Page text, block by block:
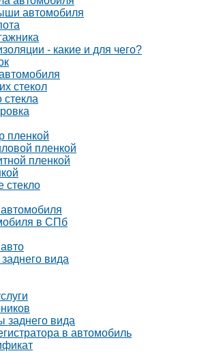
автомобиля
- какие и для чего?
стекол
стекла
пленкой
пленкой
пленкой
стекло
в СПб
вида
заднего вида
в автомобиль